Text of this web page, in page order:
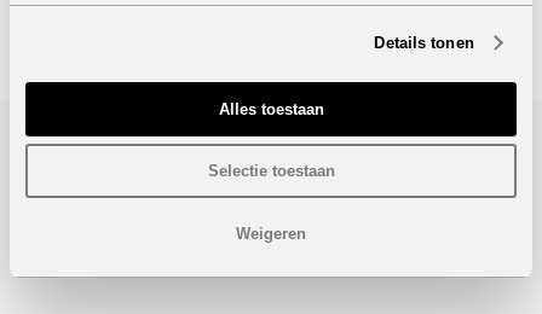
Details tonen
Alles toestaan
Selectie toestaan
Weigeren
Bezoek/infoaanvraag
formulier in te vullen. Wij houden u zo snel mogelijk op de